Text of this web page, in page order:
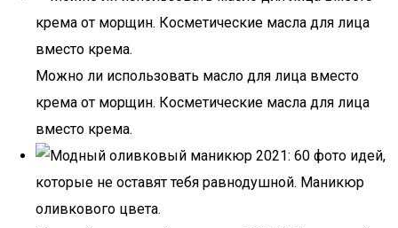
Можно ли использовать масло для лица вместо
крема от морщин. Косметические масла для лица
вместо крема.